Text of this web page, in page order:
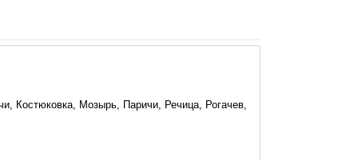
Костюковка, Мозырь, Паричи, Речица, Рогачев,